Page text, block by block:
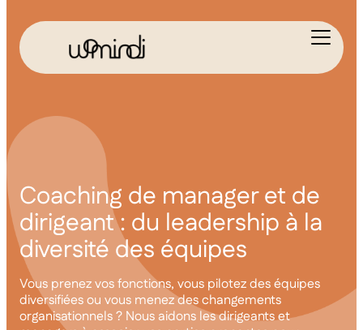
Coaching de manager et de
dirigeant : du leadership à la
diversité des équipes
Vous prenez vos fonctions, vous pilotez des équipes
diversifiées ou vous menez des changements
organisationnels ? Nous aidons les dirigeants et